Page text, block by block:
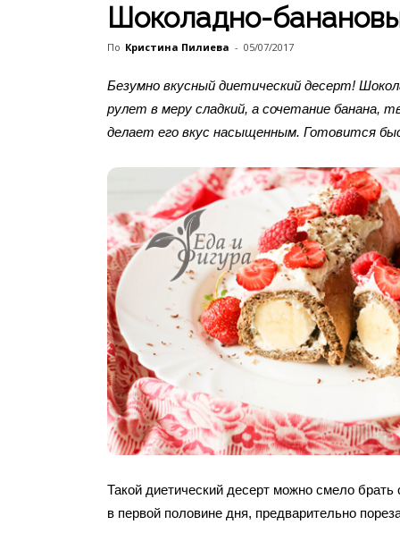
Шоколадно-
По Кристина Пилиева - 05/07/2017
Безумно вкусный диетический десерт!
рулет в меру сладкий, а сочетание банана,
делает его вкус насыщенным. Готовится
Такой диетический десерт можно смело брать
в первой половине дня, предварительно